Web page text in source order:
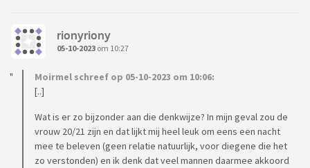
rionyriony
05-10-2023 om 10:27
Moirmel schreef op 05-10-2023 om 10:06:
[..]
Wat is er zo bijzonder aan die denkwijze? In mijn geval zou de
vrouw 20/21 zijn en dat lijkt mij heel leuk om eens een nacht
mee te beleven (geen relatie natuurlijk, voor diegene die het
zo verstonden) en ik denk dat veel mannen daarmee akkoord